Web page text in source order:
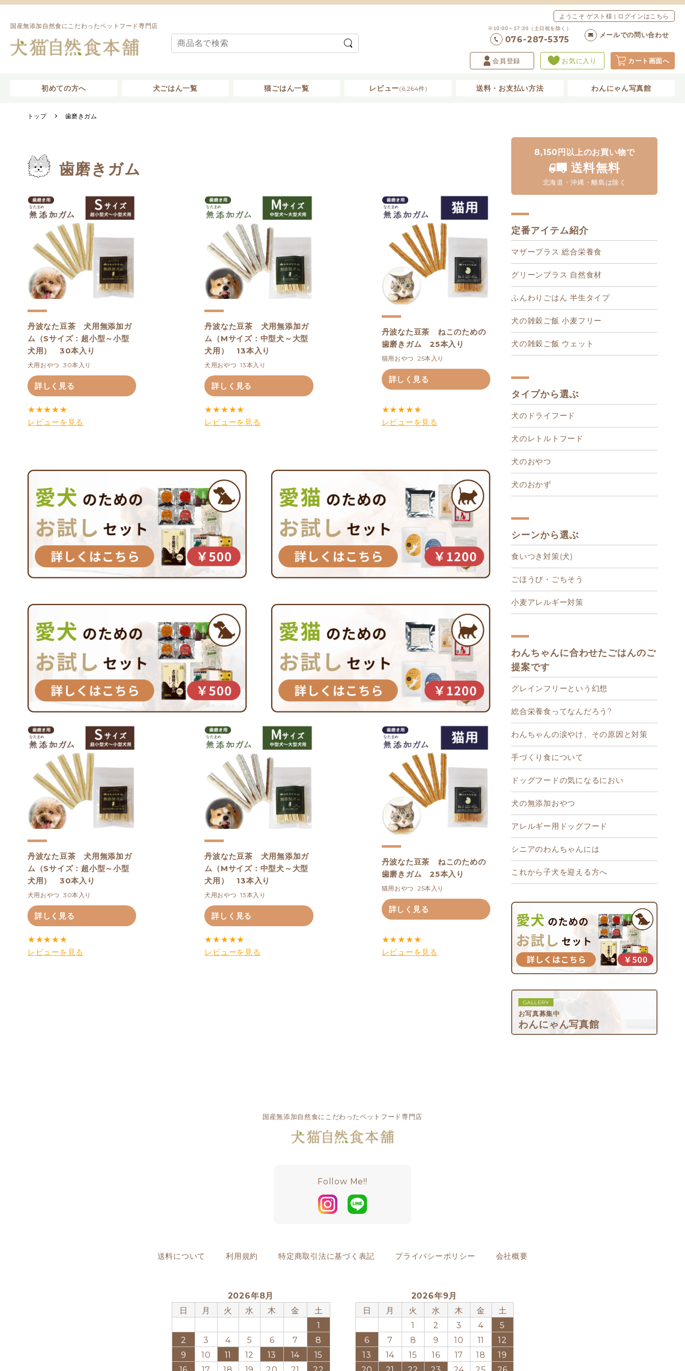
国産無添加自然食にこだわったペットフード専門店
ようこそ ゲスト様 | ログインはこちら
※10:00～17:30（土日祝を除く）
076-287-5375 メールでの問い合わせ
会員登録 お気に入り カート画面へ
初めての方へ 犬ごはん一覧 猫ごはん一覧 レビュー(6,264件) 送料・お支払い方法 わんにゃん写真館
トップ 歯磨きガム
8,150円以上のお買い物で
送料無料
北海道・沖縄・離島は除く
定番アイテム紹介
マザープラス 総合栄養食
グリーンプラス 自然食材
ふんわりごはん 半生タイプ
犬の雑穀ご飯 小麦フリー
犬の雑穀ご飯 ウェット
タイプから選ぶ
犬のドライフード
犬のレトルトフード
犬のおやつ
犬のおかず
シーンから選ぶ
食いつき対策(犬)
ごほうび・ごちそう
小麦アレルギー対策
わんちゃんに合わせたごはんのご
提案です
グレインフリーという幻想
総合栄養食ってなんだろう?
わんちゃんの涙やけ、その原因と対策
手づくり食について
ドッグフードの気になるにおい
犬の無添加おやつ
アレルギー用ドッグフード
シニアのわんちゃんには
これから子犬を迎える方へ
GALLERY
お写真募集中
わんにゃん写真館
歯磨きガム
丹波なた豆茶 犬用無添加ガ
ム（Sサイズ：超小型～小型
犬用） 30本入り
犬用おやつ  30本入り
詳しく見る
★★★★★
レビューを見る
丹波なた豆茶 犬用無添加ガ
ム（Mサイズ：中型犬～大型
犬用） 13本入り
犬用おやつ  13本入り
詳しく見る
★★★★★
レビューを見る
丹波なた豆茶 ねこのための
歯磨きガム 25本入り
猫用おやつ  25本入り
詳しく見る
★★★★★
レビューを見る
丹波なた豆茶 犬用無添加ガ
ム（Sサイズ：超小型～小型
犬用） 30本入り
犬用おやつ  30本入り
詳しく見る
★★★★★
レビューを見る
丹波なた豆茶 犬用無添加ガ
ム（Mサイズ：中型犬～大型
犬用） 13本入り
犬用おやつ  13本入り
詳しく見る
★★★★★
レビューを見る
丹波なた豆茶 ねこのための
歯磨きガム 25本入り
猫用おやつ  25本入り
詳しく見る
★★★★★
レビューを見る
国産無添加自然食にこだわったペットフード専門店
Follow Me!!
送料について 利用規約 特定商取引法に基づく表記 プライバシーポリシー 会社概要
2026年8月
日
月 火 水 木 金
土
1
2
3 4 5 6 7
8
9
10 11 12 13 14
15
2026年9月
日
月 火 水 木 金
土
1
2 3 4
5
6
7 8 9 10 11
12
13
14 15 16 17 18
19